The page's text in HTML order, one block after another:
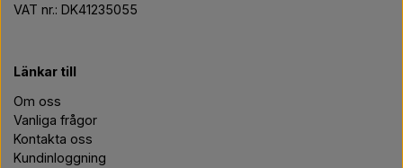
VAT nr.: DK41235055
Länkar till
Om oss
Vanliga frågor
Kontakta oss
Kundinloggning